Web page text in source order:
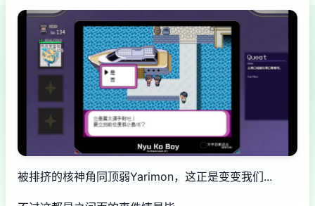
被排挤的核神角同顶弱Yarimon，这正是变变我们...